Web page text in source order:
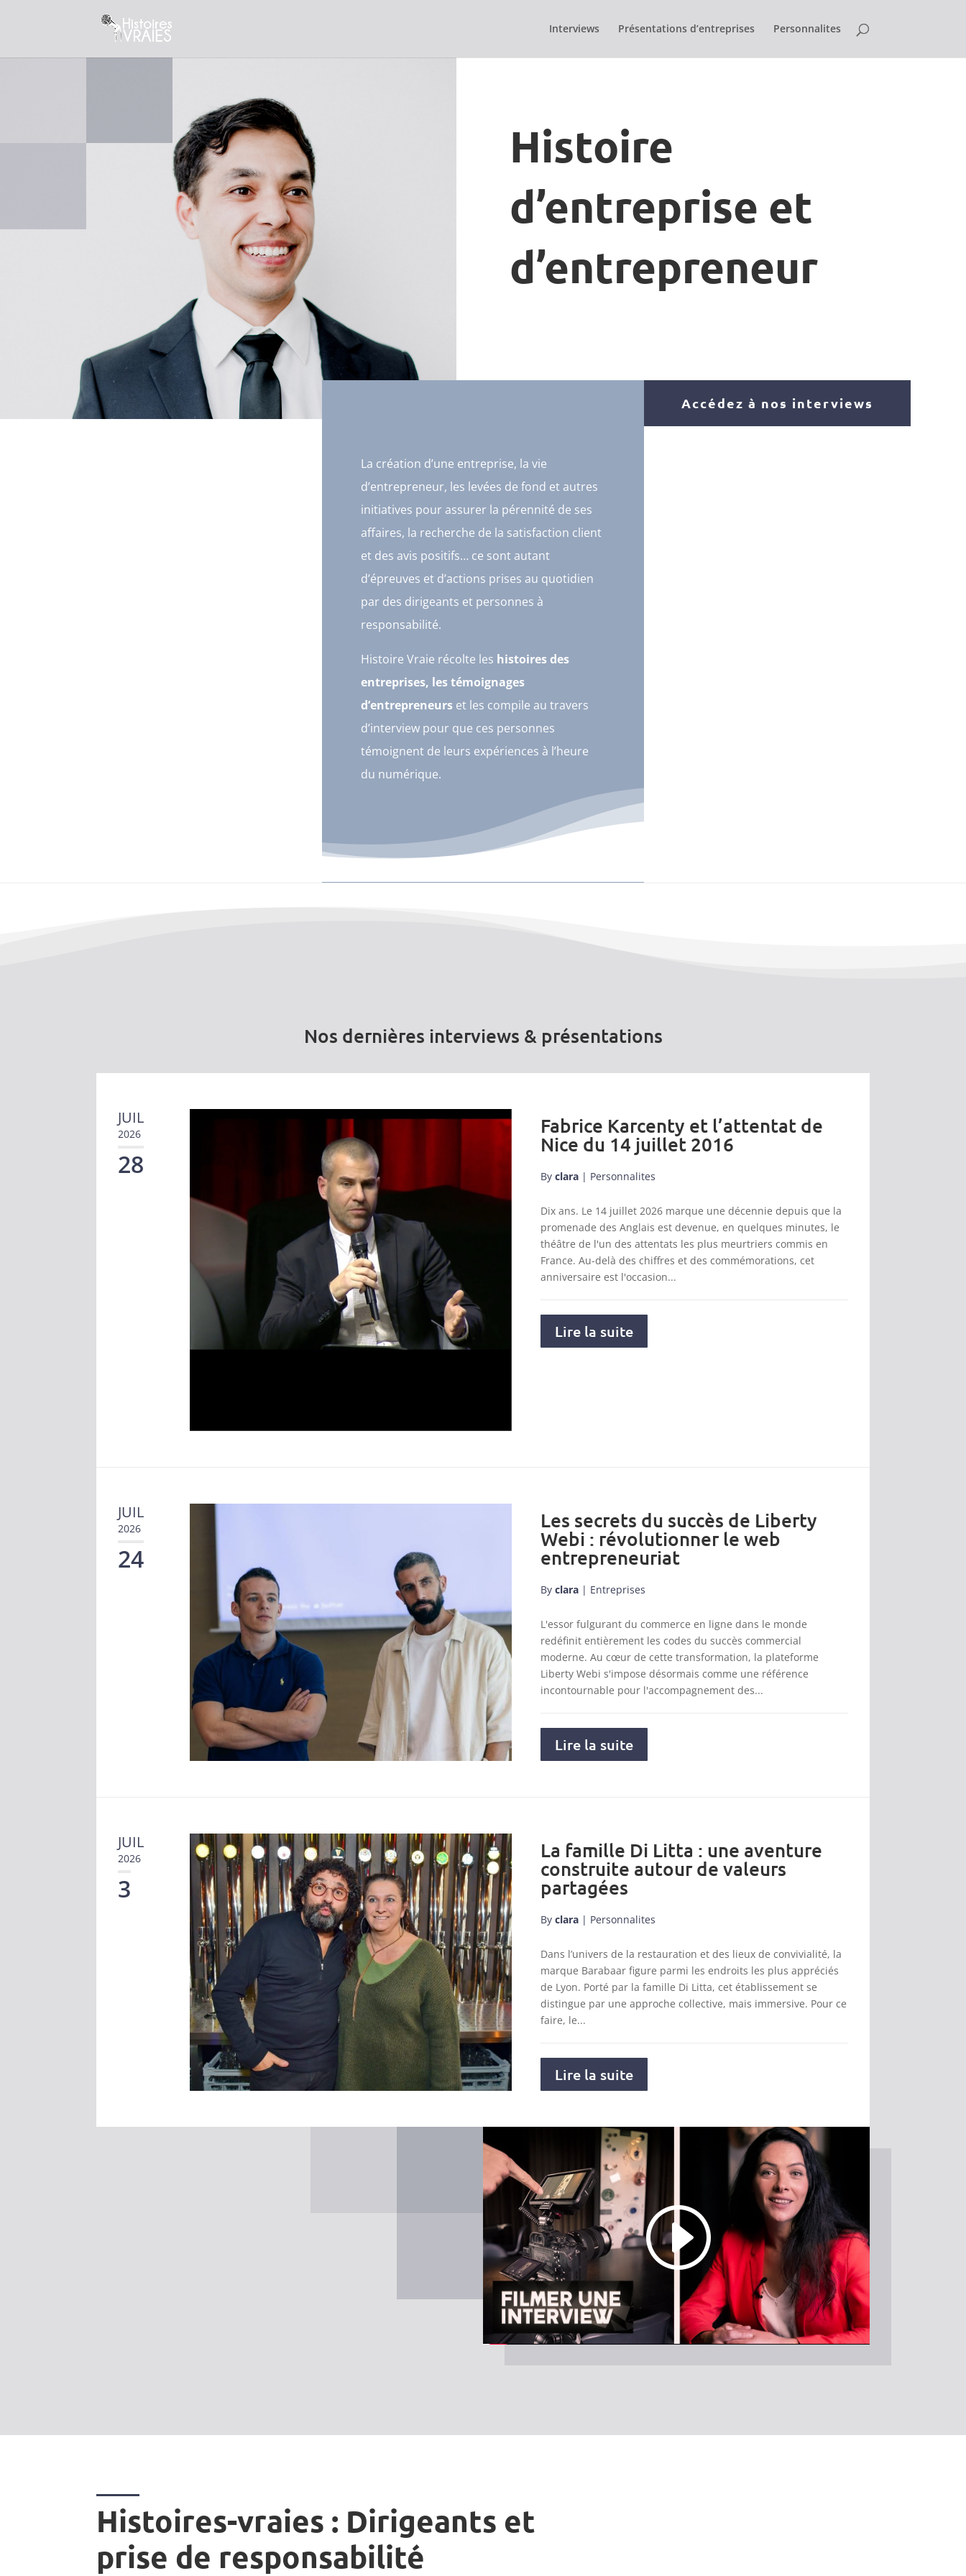
Interviews Présentations d’entreprises Personnalites
Histoire
d’entreprise et
d’entrepreneur
La création d’une entreprise, la vie
d’entrepreneur, les levées de fond et autres
initiatives pour assurer la pérennité de ses
affaires, la recherche de la satisfaction client
et des avis positifs… ce sont autant
d’épreuves et d’actions prises au quotidien
par des dirigeants et personnes à
responsabilité.
Histoire Vraie récolte les histoires des
entreprises, les témoignages
d’entrepreneurset les compile au travers
d’interview pour que ces personnes
témoignent de leurs expériences à l’heure
du numérique.
Accédez à nos interviews
Nos dernières interviews & présentations
JUIL
2026
28
Fabrice Karcenty et l’attentat de
Nice du 14 juillet 2016
By clara | Personnalites
Dix ans. Le 14 juillet 2026 marque une décennie depuis que la
promenade des Anglais est devenue, en quelques minutes, le
théâtre de l'un des attentats les plus meurtriers commis en
France. Au-delà des chiffres et des commémorations, cet
anniversaire est l'occasion...
Lire la suite
JUIL
2026
24
Les secrets du succès de Liberty
Webi : révolutionner le web
entrepreneuriat
By clara | Entreprises
L'essor fulgurant du commerce en ligne dans le monde
redéfinit entièrement les codes du succès commercial
moderne. Au cœur de cette transformation, la plateforme
Liberty Webi s'impose désormais comme une référence
incontournable pour l'accompagnement des...
Lire la suite
JUIL
2026
3
La famille Di Litta : une aventure
construite autour de valeurs
partagées
By clara | Personnalites
Dans l’univers de la restauration et des lieux de convivialité, la
marque Barabaar figure parmi les endroits les plus appréciés
de Lyon. Porté par la famille Di Litta, cet établissement se
distingue par une approche collective, mais immersive. Pour ce
faire, le...
Lire la suite
Histoires-vraies : Dirigeants et
prise de responsabilité